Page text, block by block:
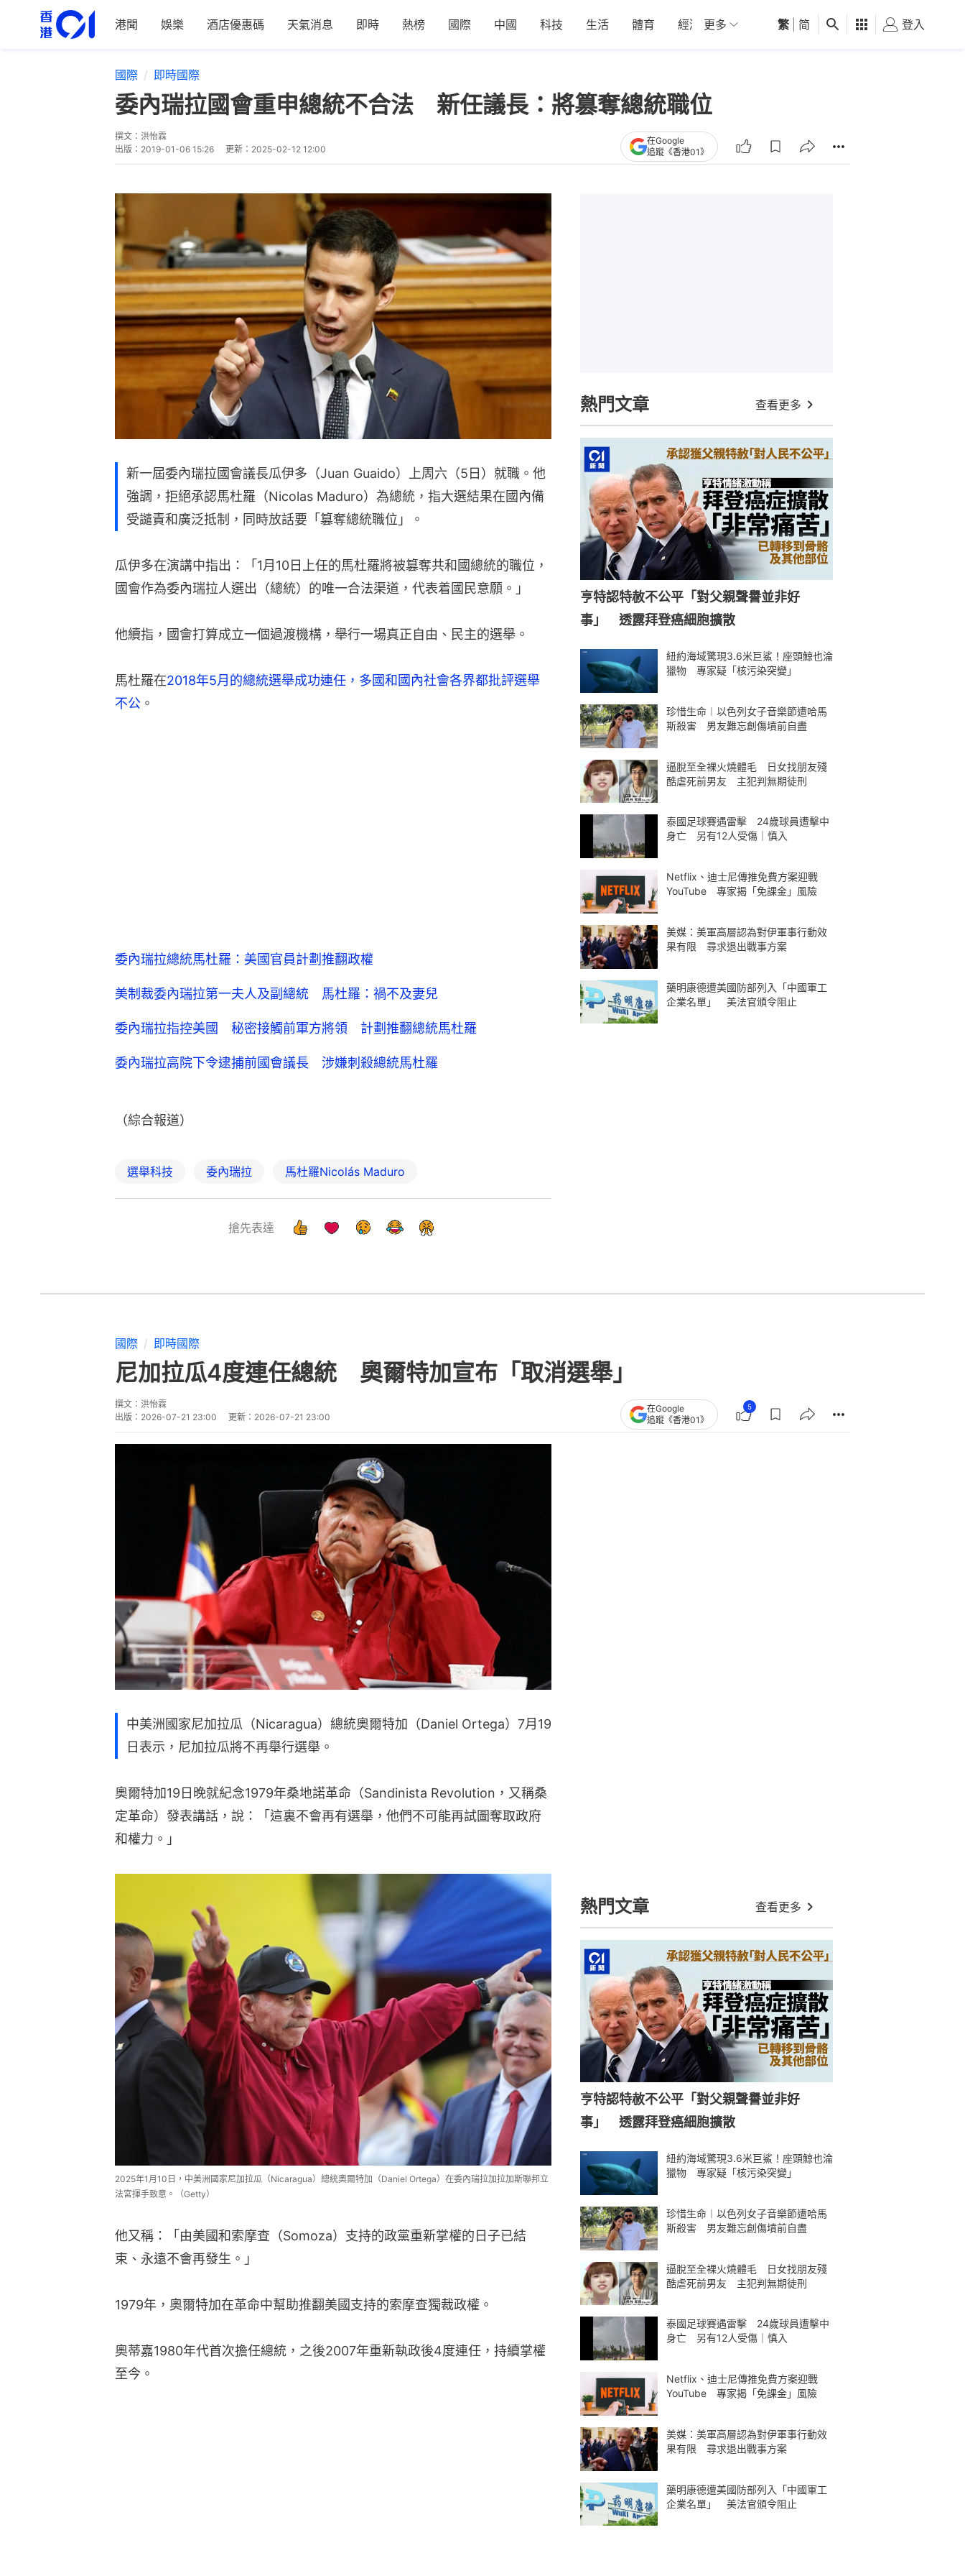
港聞 娛樂 酒店優惠碼 天氣消息 即時 熱榜 國際 中國 科技 生活 體育 經濟 01深圳 觀點 健康 好食玩飛
更多 繁 简 登入
國際 即時國際
委內瑞拉國會重申總統不合法 新任議長：將篡奪總統職位
撰文： 洪怡霖
出版： 2019-01-06 15:26 更新： 2025-02-12 12:00
在Google
追蹤《香港01》
新一屆委內瑞拉國會議長瓜伊多（Juan Guaido）上周六（5日）就職。他
強調，拒絕承認馬杜羅（Nicolas Maduro）為總統，指大選結果在國內備
受譴責和廣泛抵制，同時放話要「篡奪總統職位」。
瓜伊多在演講中指出：「1月10日上任的馬杜羅將被篡奪共和國總統的職位，
國會作為委內瑞拉人選出（總統）的唯一合法渠道，代表着國民意願。」
他續指，國會打算成立一個過渡機構，舉行一場真正自由、民主的選舉。
馬杜羅在2018年5月的總統選舉成功連任，多國和國內社會各界都批評選舉
不公 。
委內瑞拉總統馬杜羅：美國官員計劃推翻政權
美制裁委內瑞拉第一夫人及副總統 馬杜羅：禍不及妻兒
委內瑞拉指控美國 秘密接觸前軍方將領 計劃推翻總統馬杜羅
委內瑞拉高院下令逮捕前國會議長 涉嫌刺殺總統馬杜羅
（綜合報道）
選舉科技 委內瑞拉 馬杜羅Nicolás Maduro
搶先表達
熱門文章 查看更多
亨特認特赦不公平「對父親聲譽並非好
事」 透露拜登癌細胞擴散
紐約海域驚現3.6米巨鯊！座頭鯨也淪
獵物 專家疑「核污染突變」
珍惜生命︱以色列女子音樂節遭哈馬
斯殺害 男友難忘創傷墳前自盡
逼脫至全裸火燒體毛 日女找朋友殘
酷虐死前男友 主犯判無期徒刑
泰國足球賽遇雷擊 24歲球員遭擊中
身亡 另有12人受傷｜慎入
Netflix、迪士尼傳推免費方案迎戰
YouTube 專家揭「免課金」風險
美媒：美軍高層認為對伊軍事行動效
果有限 尋求退出戰事方案
藥明康德遭美國防部列入「中國軍工
企業名單」 美法官頒令阻止
國際 即時國際
尼加拉瓜4度連任總統 奧爾特加宣布「取消選舉」
撰文： 洪怡霖
出版： 2026-07-21 23:00 更新： 2026-07-21 23:00
在Google
追蹤《香港01》
5
中美洲國家尼加拉瓜（Nicaragua）總統奧爾特加（Daniel Ortega）7月19
日表示，尼加拉瓜將不再舉行選舉。
奧爾特加19日晚就紀念1979年桑地諾革命（Sandinista Revolution，又稱桑
定革命）發表講話，說：「這裏不會再有選舉，他們不可能再試圖奪取政府
和權力。」
2025年1月10日，中美洲國家尼加拉瓜（Nicaragua）總統奧爾特加（Daniel Ortega）在委內瑞拉加拉加斯聯邦立
法宮揮手致意。（Getty）
他又稱：「由美國和索摩查（Somoza）支持的政黨重新掌權的日子已結
束、永遠不會再發生。」
1979年，奧爾特加在革命中幫助推翻美國支持的索摩查獨裁政權。
奧蒂嘉1980年代首次擔任總統，之後2007年重新執政後4度連任，持續掌權
至今。
熱門文章 查看更多
亨特認特赦不公平「對父親聲譽並非好
事」 透露拜登癌細胞擴散
紐約海域驚現3.6米巨鯊！座頭鯨也淪
獵物 專家疑「核污染突變」
珍惜生命︱以色列女子音樂節遭哈馬
斯殺害 男友難忘創傷墳前自盡
逼脫至全裸火燒體毛 日女找朋友殘
酷虐死前男友 主犯判無期徒刑
泰國足球賽遇雷擊 24歲球員遭擊中
身亡 另有12人受傷｜慎入
Netflix、迪士尼傳推免費方案迎戰
YouTube 專家揭「免課金」風險
美媒：美軍高層認為對伊軍事行動效
果有限 尋求退出戰事方案
藥明康德遭美國防部列入「中國軍工
企業名單」 美法官頒令阻止